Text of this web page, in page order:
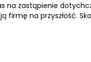
na zastąpienie
firmę na przyszłość.